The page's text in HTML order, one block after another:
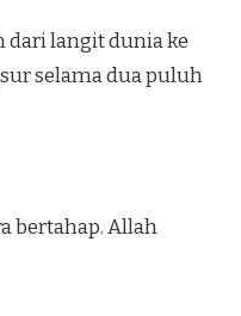
dari langit dunia ke
selama dua puluh
bertahap. Allah